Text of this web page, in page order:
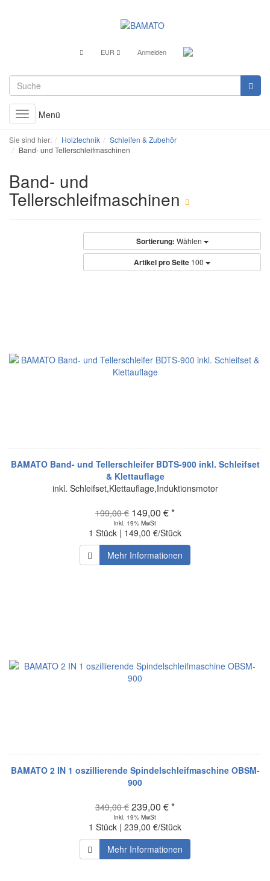
EUR Anmelden
Toggle
navigation
Menü
Sie sind hier: Holztechnik
Schleifen & Zubehör
Band- und Tellerschleifmaschinen
Band- und
Tellerschleifmaschinen
Sortierung: Wählen
Artikel pro Seite 100
BAMATO Band- und Tellerschleifer BDTS-900 inkl. Schleifset
& Klettauflage
inkl. Schleifset,Klettauflage,Induktionsmotor
199,00 € 149,00 € *
inkl. 19% MwSt
1 Stück | 149,00 €/Stück
Mehr Informationen
BAMATO 2 IN 1 oszillierende Spindelschleifmaschine OBSM-
900
349,00 € 239,00 € *
inkl. 19% MwSt
1 Stück | 239,00 €/Stück
Mehr Informationen